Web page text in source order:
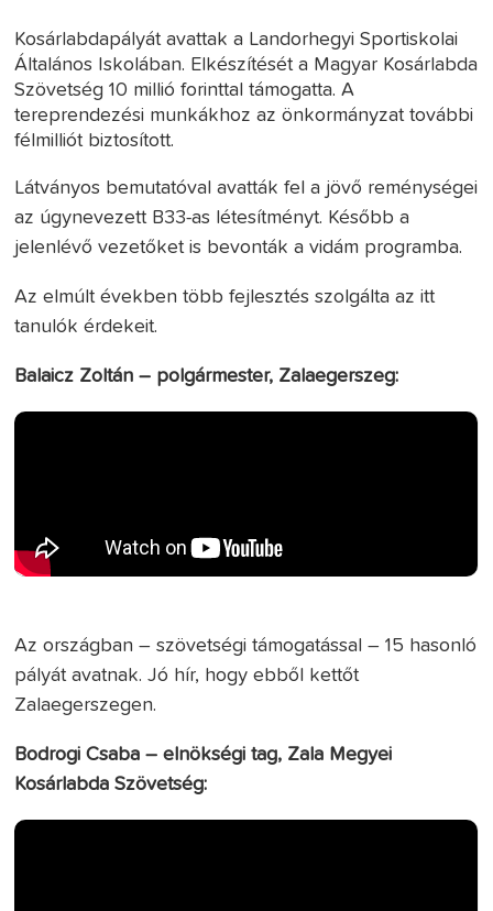
Kosárlabdapályát avattak a Landorhegyi Sportiskolai
Általános Iskolában. Elkészítését a Magyar Kosárlabda
Szövetség 10 millió forinttal támogatta. A
tereprendezési munkákhoz az önkormányzat további
félmilliót biztosított.
Látványos bemutatóval avatták fel a jövő reménységei
az úgynevezett B33-as létesítményt. Később a
jelenlévő vezetőket is bevonták a vidám programba.
Az elmúlt években több fejlesztés szolgálta az itt
tanulók érdekeit.
Balaicz Zoltán – polgármester, Zalaegerszeg:
Az országban – szövetségi támogatással – 15 hasonló
pályát avatnak. Jó hír, hogy ebből kettőt
Zalaegerszegen.
Bodrogi Csaba – elnökségi tag, Zala Megyei
Kosárlabda Szövetség: